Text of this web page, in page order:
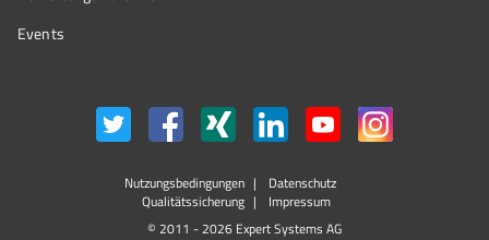
Events
Nutzungsbedingungen
Datenschutz
Qualitätssicherung
Impressum
© 2011 - 2026 Expert Systems AG